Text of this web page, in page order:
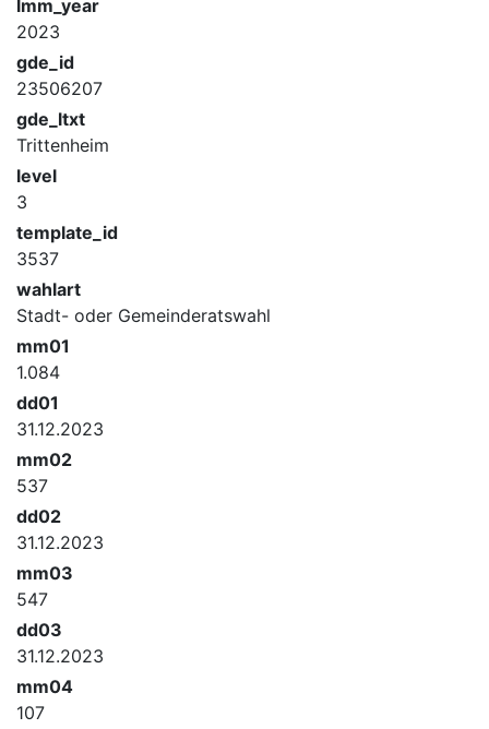
lmm_year
2023
gde_id
23506207
gde_ltxt
Trittenheim
level
3
template_id
3537
wahlart
Stadt- oder Gemeinderatswahl
mm01
1.084
dd01
31.12.2023
mm02
537
dd02
31.12.2023
mm03
547
dd03
31.12.2023
mm04
107